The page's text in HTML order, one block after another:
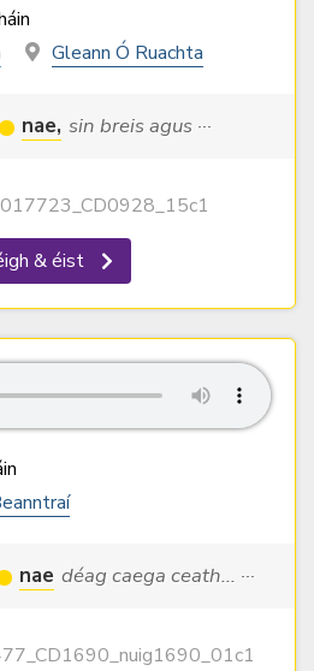
Gleann Ó Ruachta
nae, sin breis agus ···
& éist
nae déag caega ceath... ···